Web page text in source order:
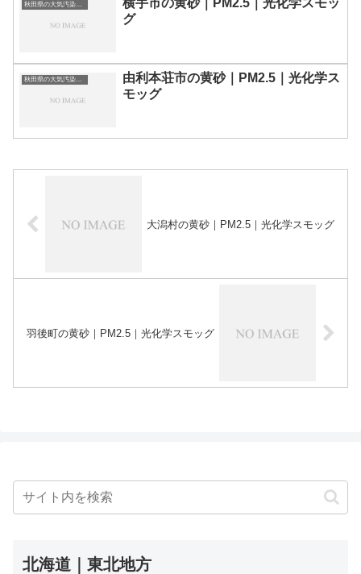
秋田県の大気汚染・PM2.5・黄砂・エアロゾルの数値
横手市の黄砂｜PM2.5｜光化学スモッ
グ
秋田県の大気汚染・PM2.5・黄砂・エアロゾルの数値
由利本荘市の黄砂｜PM2.5｜光化学ス
モッグ
大潟村の黄砂｜PM2.5｜光化学スモッグ
羽後町の黄砂｜PM2.5｜光化学スモッグ
北海道｜東北地方